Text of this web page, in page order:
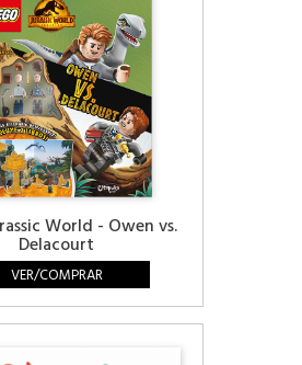
World - Owen vs.
Delacourt
VER/COMPRAR